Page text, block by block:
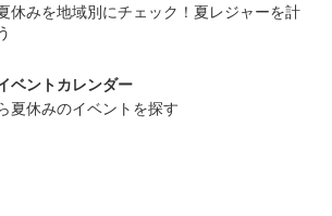
休みを地域別にチェック！夏レジャーを計
ベントカレンダー
夏休みのイベントを探す